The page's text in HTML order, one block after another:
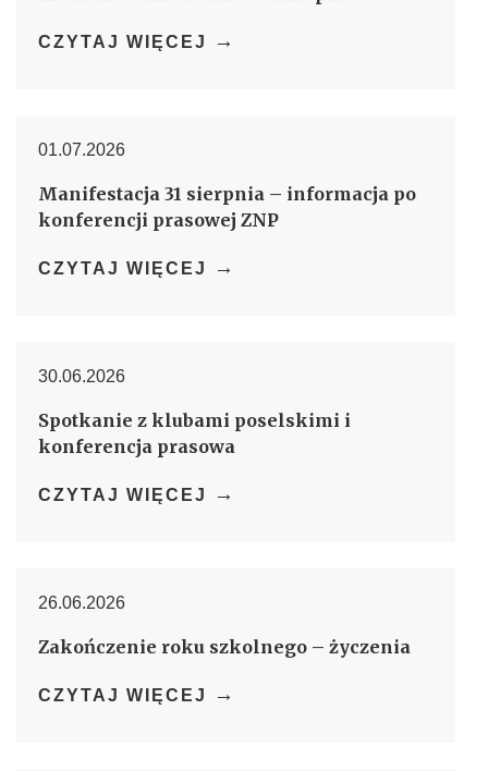
CZYTAJ WIĘCEJ →
01.07.2026
Manifestacja 31 sierpnia – informacja po
konferencji prasowej ZNP
CZYTAJ WIĘCEJ →
30.06.2026
Spotkanie z klubami poselskimi i
konferencja prasowa
CZYTAJ WIĘCEJ →
26.06.2026
Zakończenie roku szkolnego – życzenia
CZYTAJ WIĘCEJ →